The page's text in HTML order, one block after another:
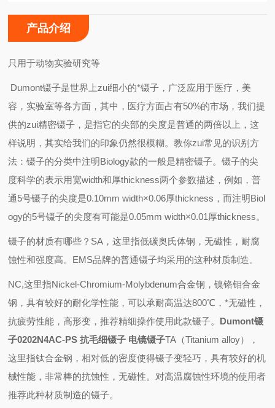
产品介绍
只用于动物实验研究等
Dumont镊子是世界上zui细小的*镊子，广泛应用于医疗，美
容，实验室等各方面，其中，医疗方面占有50%的市场，我们提
供的zui精密镊子，是指它的尖部的尖度是普通的两倍以上，这
样说明，其实给我们的印象仍然很模糊。教你zui常见的识别方
法：镊子的分类中注明Biology款的一般是精密镊子。镊子的尖
度科学的表示用宽width和厚thickness两个参数描述，例如，普
通5号镊子的尖度是0.10mm width×0.06厚thickness，而注明Biol
ogy的5号镊子的尖度有可能是0.05mm width×0.01厚thickness。
镊子的材质有哪些？ SA ，这里指低碳奥氏体钢，无磁性，耐腐
蚀性和强度高。 EMS品牌的普通镊子均采用的这种材质制造。
NC,这里指Nickel-Chromium-Molybdenum合金钢，镍铬钼合金
钢，具有较好的耐化学性能，可以承耐高温达800℃，*无磁性，
抗疲劳性能，高形变，推荐精细操作使用此款镊子。 Dumont镊
子0202N4AC-PS 抗毛细镊子 电镜镊子TA （Titanium alloy），
这里指钛合金钢，相对低的密度使得镊子变轻巧，具有较好的机
械性能，非常棒的抗蚀性，无磁性。对高温腐蚀性环境的使用者
推荐此种材质制造的镊子。